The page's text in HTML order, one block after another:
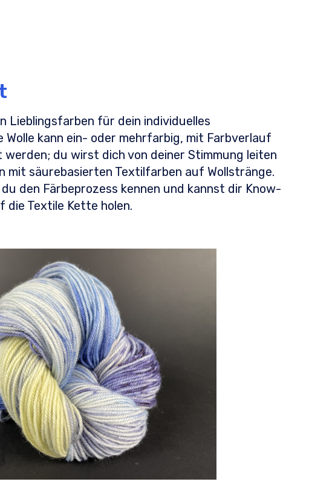
Lieblingsfarben für dein individuelles
Wolle kann ein- oder mehrfarbig, mit Farbverlauf
werden; du wirst dich von deiner Stimmung leiten
mit säurebasierten Textilfarben auf Wollstränge.
den Färbeprozess kennen und kannst dir Know-
die Textile Kette holen.